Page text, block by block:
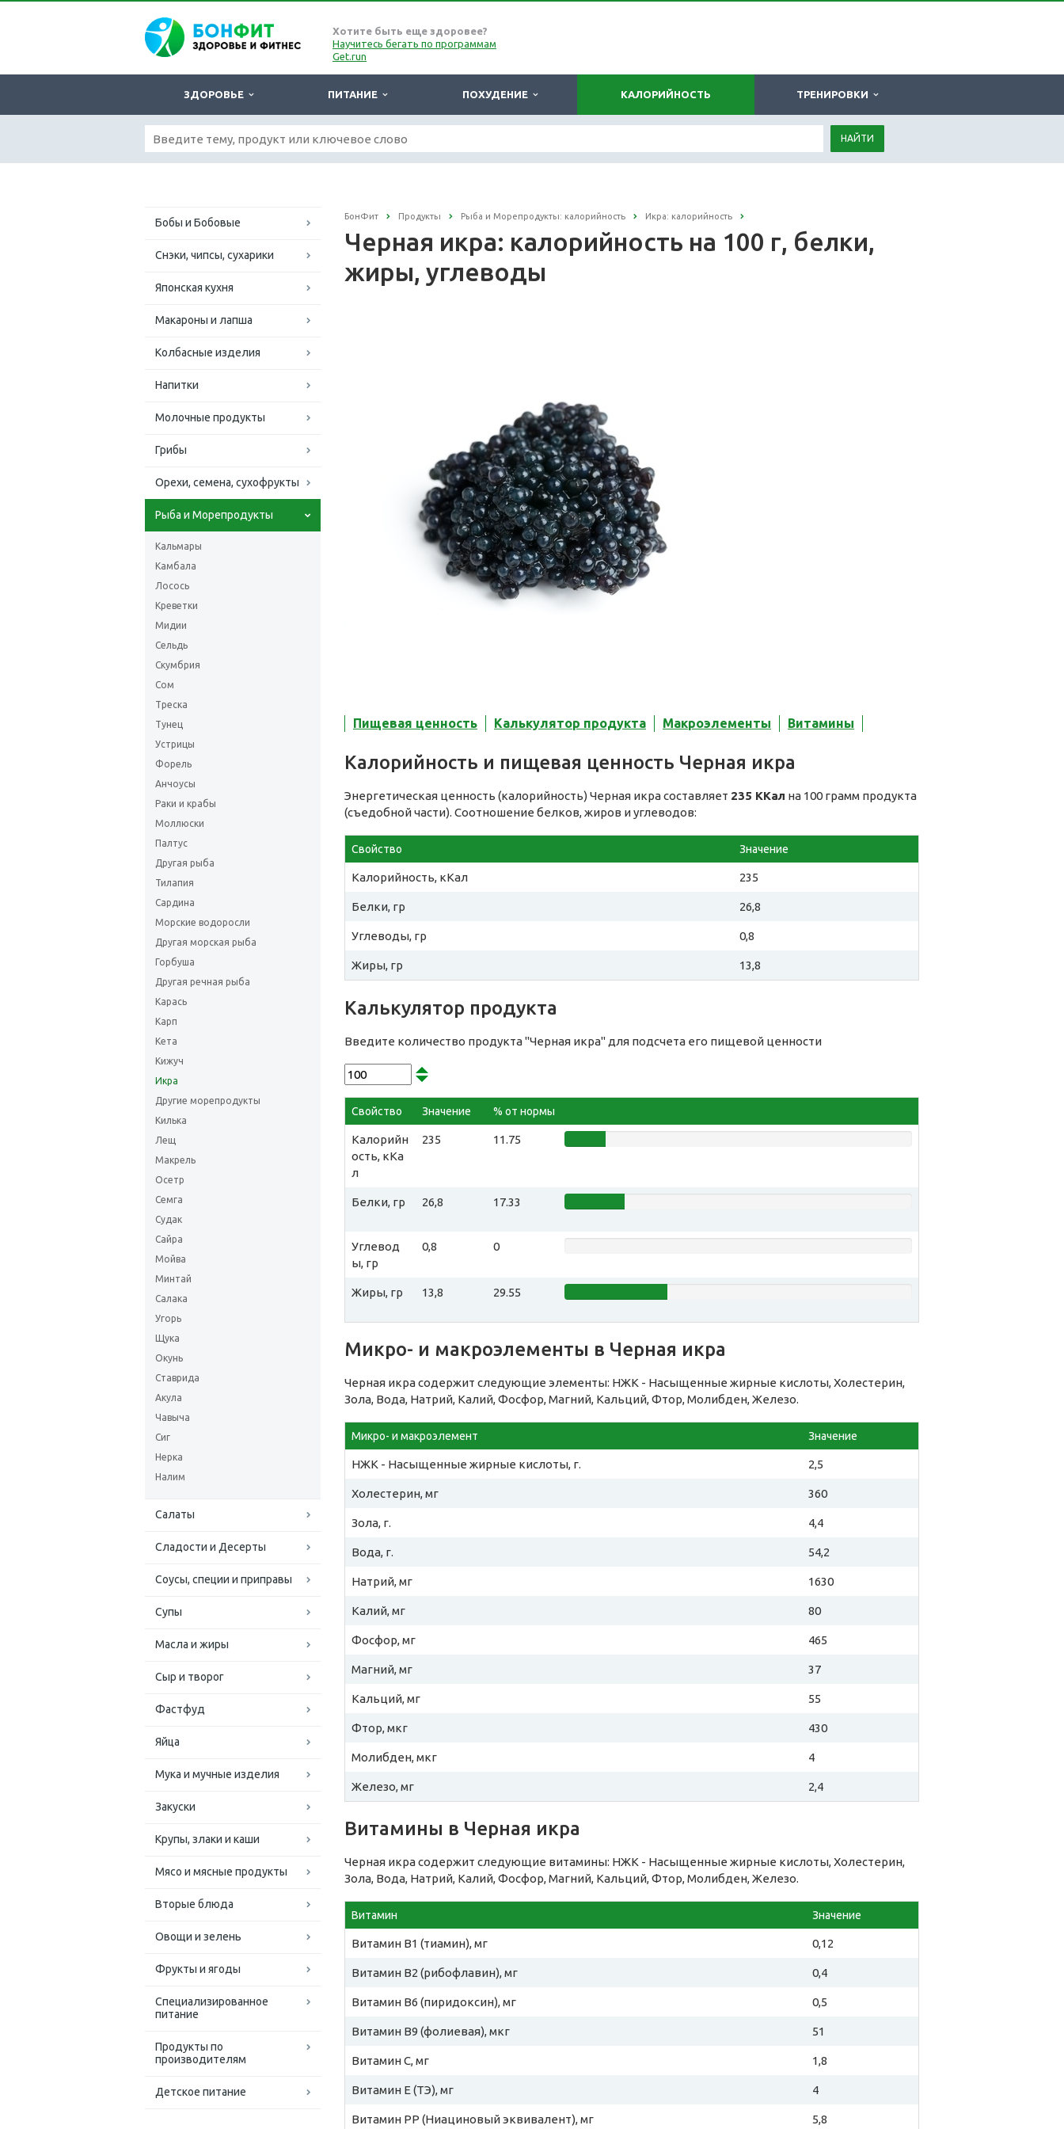
Хотите быть еще здоровее?
Научитесь бегать по программам
Get.run
ЗДОРОВЬЕ ПИТАНИЕ ПОХУДЕНИЕ КАЛОРИЙНОСТЬ ТРЕНИРОВКИ
НАЙТИ
Бобы и Бобовые
Снэки, чипсы, сухарики
Японская кухня
Макароны и лапша
Колбасные изделия
Напитки
Молочные продукты
Грибы
Орехи, семена, сухофрукты
Рыба и Морепродукты
Кальмары
Камбала
Лосось
Креветки
Мидии
Сельдь
Скумбрия
Сом
Треска
Тунец
Устрицы
Форель
Анчоусы
Раки и крабы
Моллюски
Палтус
Другая рыба
Тилапия
Сардина
Морские водоросли
Другая морская рыба
Горбуша
Другая речная рыба
Карась
Карп
Кета
Кижуч
Икра
Другие морепродукты
Килька
Лещ
Макрель
Осетр
Семга
Судак
Сайра
Мойва
Минтай
Салака
Угорь
Щука
Окунь
Ставрида
Акула
Чавыча
Сиг
Нерка
Налим
Салаты
Сладости и Десерты
Соусы, специи и приправы
Супы
Масла и жиры
Сыр и творог
Фастфуд
Яйца
Мука и мучные изделия
Закуски
Крупы, злаки и каши
Мясо и мясные продукты
Вторые блюда
Овощи и зелень
Фрукты и ягоды
Специализированное
питание
Продукты по
производителям
Детское питание
БонФит Продукты Рыба и Морепродукты: калорийность Икра: калорийность
Черная икра: калорийность на 100 г, белки,
жиры, углеводы
Пищевая ценность Калькулятор продукта Макроэлементы Витамины
Калорийность и пищевая ценность Черная икра
Энергетическая ценность (калорийность) Черная икра составляет 235 ККал на 100 грамм продукта
(съедобной части). Соотношение белков, жиров и углеводов:
Свойство Значение
Калорийность, кКал 235
Белки, гр 26,8
Углеводы, гр 0,8
Жиры, гр 13,8
Калькулятор продукта
Введите количество продукта "Черная икра" для подсчета его пищевой ценности
Свойство Значение % от нормы
Калорийн
ость, кКа
л
235 11.75
Белки, гр 26,8 17.33
Углевод
ы, гр
0,8 0
Жиры, гр 13,8 29.55
Микро- и макроэлементы в Черная икра
Черная икра содержит следующие элементы: НЖК - Насыщенные жирные кислоты, Холестерин,
Зола, Вода, Натрий, Калий, Фосфор, Магний, Кальций, Фтор, Молибден, Железо.
Микро- и макроэлемент Значение
НЖК - Насыщенные жирные кислоты, г. 2,5
Холестерин, мг 360
Зола, г. 4,4
Вода, г. 54,2
Натрий, мг 1630
Калий, мг 80
Фосфор, мг 465
Магний, мг 37
Кальций, мг 55
Фтор, мкг 430
Молибден, мкг 4
Железо, мг 2,4
Витамины в Черная икра
Черная икра содержит следующие витамины: НЖК - Насыщенные жирные кислоты, Холестерин,
Зола, Вода, Натрий, Калий, Фосфор, Магний, Кальций, Фтор, Молибден, Железо.
Витамин Значение
Витамин B1 (тиамин), мг 0,12
Витамин B2 (рибофлавин), мг 0,4
Витамин B6 (пиридоксин), мг 0,5
Витамин B9 (фолиевая), мкг 51
Витамин C, мг 1,8
Витамин E (ТЭ), мг 4
Витамин PP (Ниациновый эквивалент), мг 5,8